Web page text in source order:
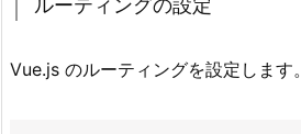
ルーティングの設定
Vue.js のルーティングを設定します。